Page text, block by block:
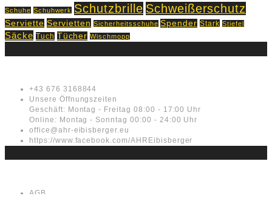
Schuhe Schuhwerk Schutzbrille Schweißerschutz
Serviette Servietten Sicherheitsschuhe Spender Stark Stiefel
Säcke Tuch Tücher Wischmopp
+43 676 3168844
Unsere Öffnungszeiten
Geschäft: Montag - Freitag 08:00 - 17:00 Uhr
Online: Montag - Sonntag 00:00 - 24:00 Uhr
office@ahr-eibisberger.eu
https://www.facebook.com/AHREibisberger
AGB